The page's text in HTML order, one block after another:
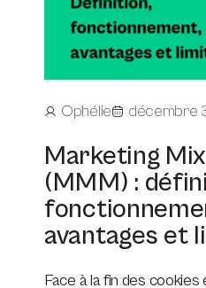
Ophélie décembre
Marketing
(MMM) :
avantages et
Face à la fin des